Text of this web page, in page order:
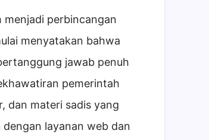
menjadi perbincangan
menyatakan bahwa
jawab penuh
pemerintah
dan materi sadis yang
layanan web dan